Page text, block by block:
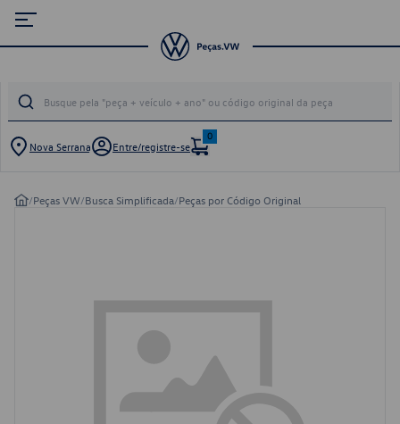
Nova Serrana Entre/registre-se
0
/Peças VW/Busca Simplificada/Peças por Código Original